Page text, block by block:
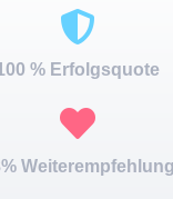
% Erfolgsquote
Weiterempfehlung